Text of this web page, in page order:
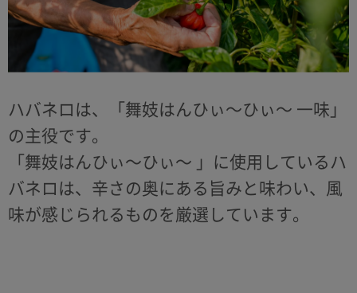
ハバネロは、「舞妓はんひぃ～ひぃ～ 一味」
の主役です。
「舞妓はんひぃ～ひぃ～ 」に使用しているハ
バネロは、辛さの奥にある旨みと味わい、風
味が感じられるものを厳選しています。